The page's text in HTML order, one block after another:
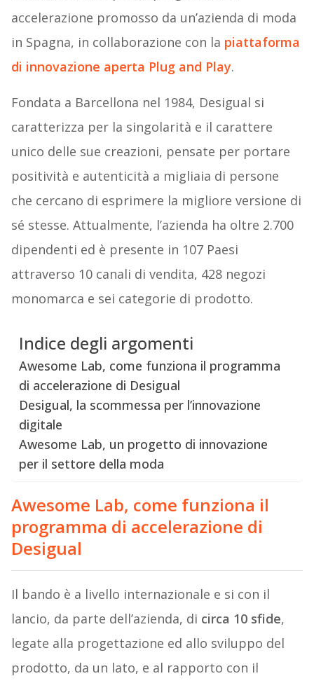
accelerazione promosso da un’azienda di moda
in Spagna, in collaborazione con la piattaforma
di innovazione aperta Plug and Play.
Fondata a Barcellona nel 1984, Desigual si
caratterizza per la singolarità e il carattere
unico delle sue creazioni, pensate per portare
positività e autenticità a migliaia di persone
che cercano di esprimere la migliore versione di
sé stesse. Attualmente, l’azienda ha oltre 2.700
dipendenti ed è presente in 107 Paesi
attraverso 10 canali di vendita, 428 negozi
monomarca e sei categorie di prodotto.
Indice degli argomenti
Awesome Lab, come funziona il programma
di accelerazione di Desigual
Desigual, la scommessa per l’innovazione
digitale
Awesome Lab, un progetto di innovazione
per il settore della moda
Awesome Lab, come funziona il
programma di accelerazione di
Desigual
Il bando è a livello internazionale e si con il
lancio, da parte dell’azienda, di circa 10 sfide,
legate alla progettazione ed allo sviluppo del
prodotto, da un lato, e al rapporto con il